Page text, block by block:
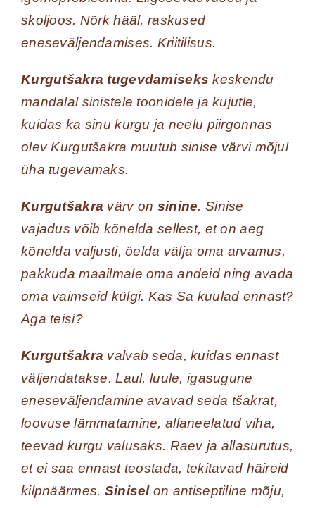
skoljoos. Nõrk hääl, raskused
eneseväljendamises. Kriitilisus.
Kurgutšakra tugevdamiseks keskendu
mandalal sinistele toonidele ja kujutle,
kuidas ka sinu kurgu ja neelu piirgonnas
olev Kurgutšakra muutub sinise värvi mõjul
üha tugevamaks.
Kurgutšakra värv on sinine. Sinise
vajadus võib kõnelda sellest, et on aeg
kõnelda valjusti, öelda välja oma arvamus,
pakkuda maailmale oma andeid ning avada
oma vaimseid külgi. Kas Sa kuulad ennast?
Aga teisi?
Kurgutšakra valvab seda, kuidas ennast
väljendatakse. Laul, luule, igasugune
eneseväljendamine avavad seda tšakrat,
loovuse lämmatamine, allaneelatud viha,
teevad kurgu valusaks. Raev ja allasurutus,
et ei saa ennast teostada, tekitavad häireid
kilpnäärmes. Siniselon antiseptiline mõju,